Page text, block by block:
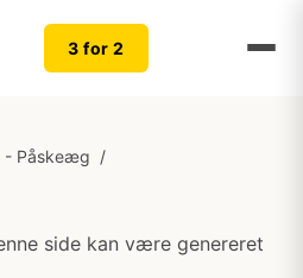
3 for 2
- Påskeæg /
side kan være genereret